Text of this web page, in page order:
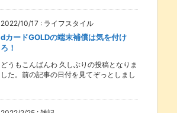
2022/10/17 : ライフスタイル
dカードGOLDの端末補償は気を付け
ろ！
どうもこんばんわ 久しぶりの投稿となりま
した。前の記事の日付を見てぞっとしまし